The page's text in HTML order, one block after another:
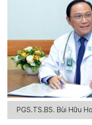
PGS.TS.BS. Bùi Hữu